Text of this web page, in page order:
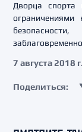
Дворца спорта
ограничениями
7 августа 2018 г.
Поделиться: